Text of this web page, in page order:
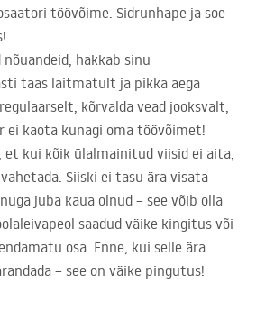
töövõime. Sidrunhape ja soe
hakkab sinu
taas laitmatult ja pikka aega
kõrvalda vead jooksvalt,
ei kaota kunagi oma töövõimet!
et kui kõik ülalmainitud viisid ei aita,
Siiski ei tasu ära visata
juba kaua olnud – see võib olla
saadud väike kingitus või
osa. Enne, kui selle ära
– see on väike pingutus!